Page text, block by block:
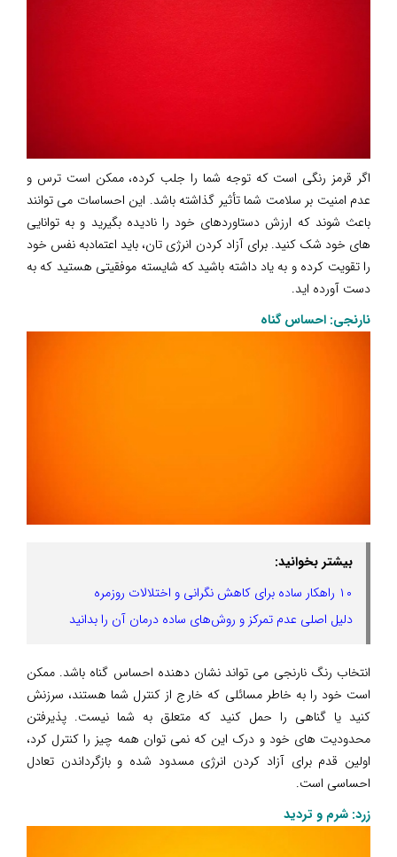
اگر قرمز رنگی است که توجه شما را جلب کرده، ممکن است ترس و
عدم امنیت بر سلامت شما تأثیر گذاشته باشد. این احساسات می توانند
باعث شوند که ارزش دستاوردهای خود را نادیده بگیرید و به توانایی
های خود شک کنید. برای آزاد کردن انرژی تان، باید اعتمادبه نفس خود
را تقویت کرده و به یاد داشته باشید که شایسته موفقیتی هستید که به
دست آورده اید.
نارنجی: احساس گناه
بیشتر بخوانید:
۱۰ راهکار ساده برای کاهش نگرانی و اختلالات روزمره
دلیل اصلی عدم تمرکز و روش‌های ساده درمان آن را بدانید
انتخاب رنگ نارنجی می تواند نشان دهنده احساس گناه باشد. ممکن
است خود را به خاطر مسائلی که خارج از کنترل شما هستند، سرزنش
کنید یا گناهی را حمل کنید که متعلق به شما نیست. پذیرفتن
محدودیت های خود و درک این که نمی توان همه چیز را کنترل کرد،
اولین قدم برای آزاد کردن انرژی مسدود شده و بازگرداندن تعادل
احساسی است.
زرد: شرم و تردید